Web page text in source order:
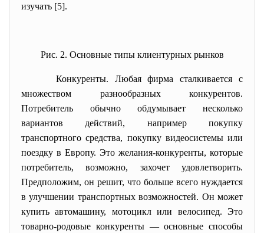
изучать [5].
Рис. 2. Основные типы клиентурных рынков
Конкуренты.
Любая фирма сталкивается с
множеством разнообразных конкурентов.
Потребитель обычно обдумывает несколько
вариантов действий, например покупку
транспортного средства, покупку видеосистемы или
поездку в Европу. Это желания-конкуренты, которые
потребитель, возможно, захочет удовлетворить.
Предположим, он решит, что больше всего нуждается
в улучшении транспортных возможностей. Он может
купить автомашину, мотоцикл или велосипед. Это
товарно-родовые конкуренты — основные способы